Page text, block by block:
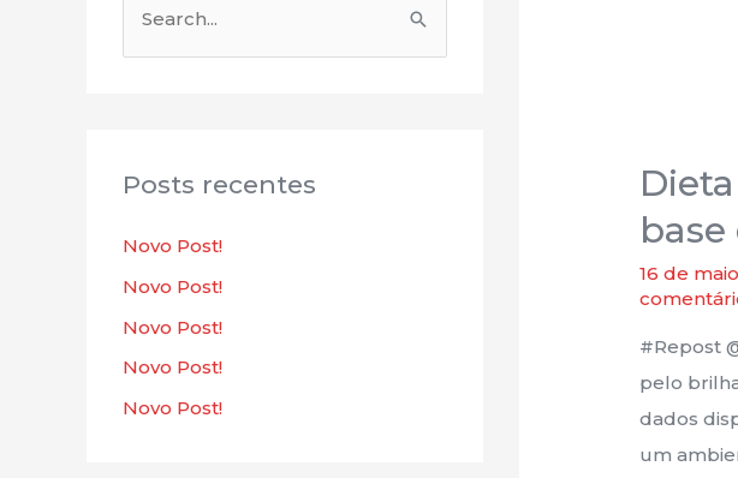
e
s
a
r
Posts recentes
Novo Post!
Novo Post!
Novo Post!
Novo Post!
Novo Post!
16 de
#Repost
pelo
dados
um
Dieta
“Plant-
Based”
versus
a
base
de
carne